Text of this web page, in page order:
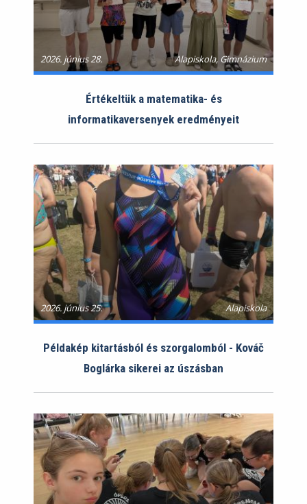
2026. június 28. Alapiskola, Gimnázium
Értékeltük a matematika- és
informatikaversenyek eredményeit
2026. június 25. Alapiskola
Példakép kitartásból és szorgalomból - Kováč
Boglárka sikerei az úszásban